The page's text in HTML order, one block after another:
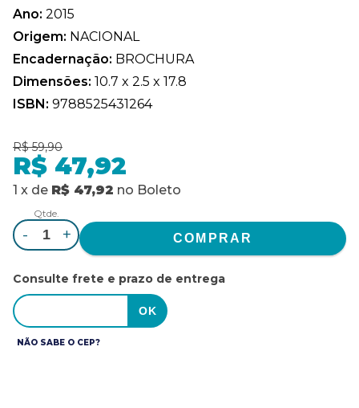
Ano: 2015
Origem: NACIONAL
Encadernação: BROCHURA
Dimensões: 10.7 x 2.5 x 17.8
ISBN: 9788525431264
R$ 59,90
R$ 47,92
1 x de R$ 47,92 no Boleto
Qtde.
- +
Consulte frete e prazo de entrega
NÃO SABE O CEP?